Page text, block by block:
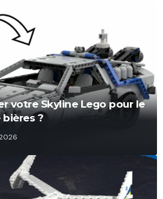
votre Skyline Lego pour le
bières ?